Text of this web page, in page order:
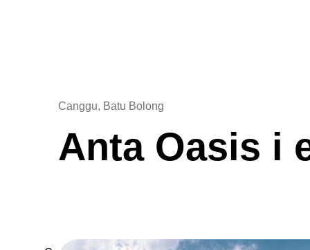
Anta Oasis i
Canggu, Batu Bolong